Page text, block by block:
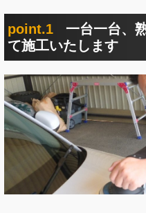
point.1
一台一台、
て施工いたします